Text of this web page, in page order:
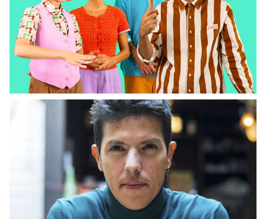
CHARLAS LITERARIAS
Anda Calabaza
CHARLAS LITERARIAS
Daniel Mecca